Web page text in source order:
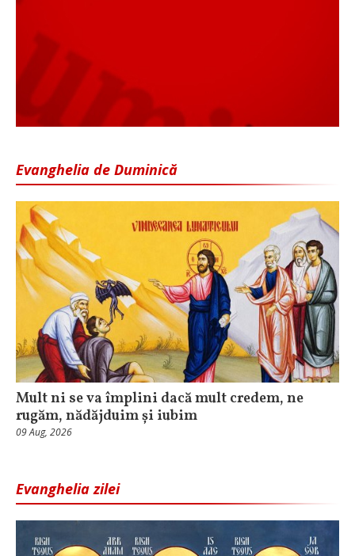
Evanghelia de Duminică
Mult ni se va împlini dacă mult credem, ne
rugăm, nădăjduim și iubim
09 Aug, 2026
Evanghelia zilei